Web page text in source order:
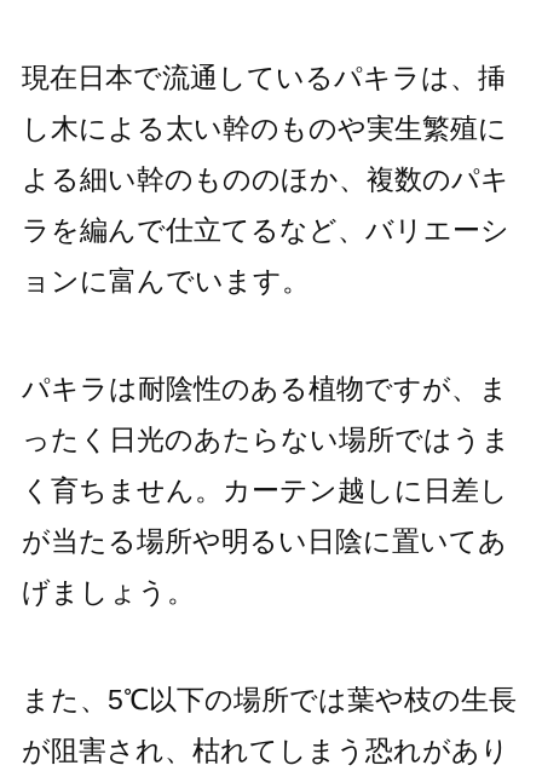
現在日本で流通しているパキラは、挿
し木による太い幹のものや実生繁殖に
よる細い幹のもののほか、複数のパキ
ラを編んで仕立てるなど、バリエーシ
ョンに富んでいます。
パキラは耐陰性のある植物ですが、ま
ったく日光のあたらない場所ではうま
く育ちません。カーテン越しに日差し
が当たる場所や明るい日陰に置いてあ
げましょう。
また、5℃以下の場所では葉や枝の生長
が阻害され、枯れてしまう恐れがあり